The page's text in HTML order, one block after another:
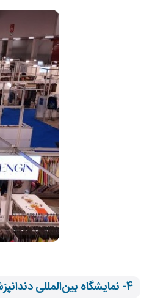
4- نمایشگاه بین‌المللی دندانپزشکی استانبول